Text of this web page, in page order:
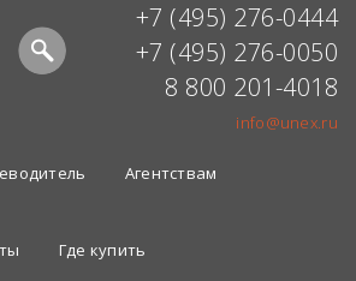
+7 (495) 276-0444
+7 (495) 276-0050
8 800 201-4018
info@unex.ru
Агентствам
Где купить